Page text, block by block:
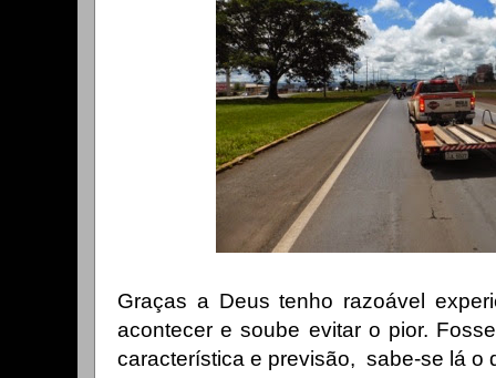
Graças a Deus tenho razoável
acontecer e soube evitar o pior.
característica e previsão, sabe-se lá o